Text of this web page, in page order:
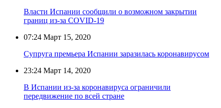
Власти Испании сообщили о возможном закрытии
границ из-за COVID-19
07:24 Март 15, 2020
Супруга премьера Испании заразилась коронавирусом
23:24 Март 14, 2020
В Испании из-за коронавируса ограничили
передвижение по всей стране